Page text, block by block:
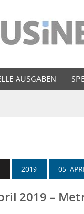
AUSGABEN
2019 05.
2019 –